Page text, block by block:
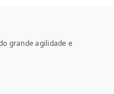
grande agilidade e